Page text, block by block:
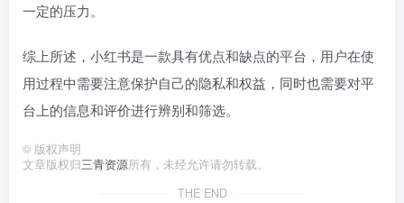
一定的压力。
综上所述，小红书是一款具有优点和缺点的平台，用户在使
用过程中需要注意保护自己的隐私和权益，同时也需要对平
台上的信息和评价进行辨别和筛选。
© 版权声明
文章版权归三青资源所有，未经允许请勿转载。
THE END